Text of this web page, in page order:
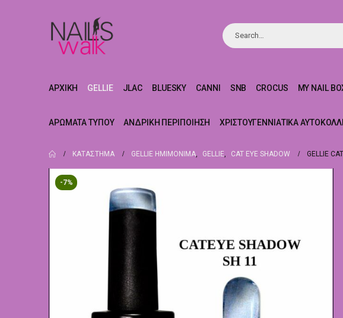
ΑΡΧΙΚΉ GELLIE JLAC BLUESKY CANNI SNB CROCUS MY NAIL
ΑΡΏΜΑΤΑ ΤΎΠΟΥ ΑΝΔΡΙΚΉ ΠΕΡΙΠΟΊΗΣΗ ΧΡΙΣΤΟΥΓΕΝΝΙΆΤΙΚΑ
ΚΑΤΆΣΤΗΜΑ GELLIE ΗΜΙΜΌΝΙΜΑ, GELLIE, CAT EYE SHADOW GELLIE
-7%